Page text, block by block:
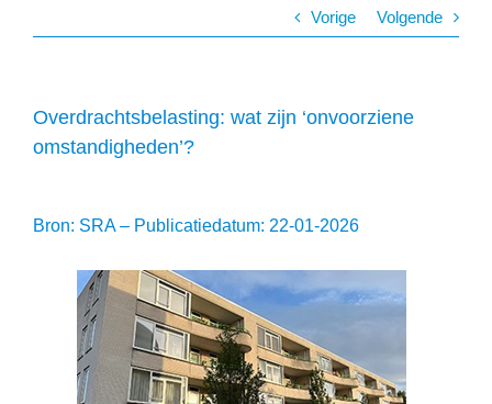
Vorige Volgende
Overdrachtsbelasting: wat zijn ‘onvoorziene
omstandigheden’?
Bron: SRA – Publicatiedatum: 22-01-2026